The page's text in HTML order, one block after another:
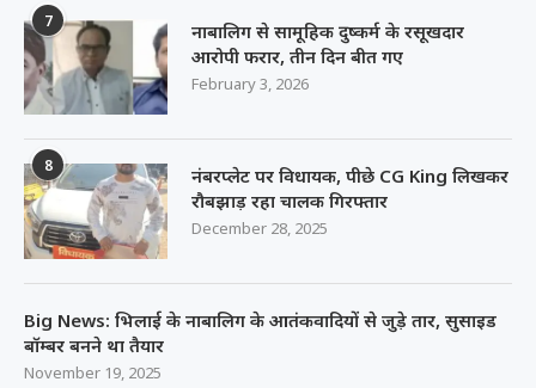
7
नाबालिग से सामूहिक दुष्कर्म के रसूखदार
आरोपी फरार, तीन दिन बीत गए
February 3, 2026
8
नंबरप्लेट पर विधायक, पीछे CG King लिखकर
रौबझाड़ रहा चालक गिरफ्तार
December 28, 2025
Big News: भिलाई के नाबालिग के आतंकवादियों से जुड़े तार, सुसाइड
बॉम्बर बनने था तैयार
November 19, 2025